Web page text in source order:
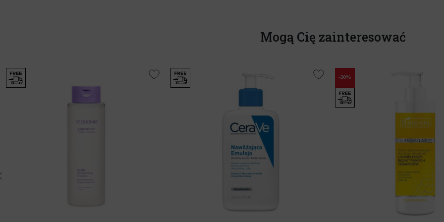
Mogą Cię zainteresować
-30%